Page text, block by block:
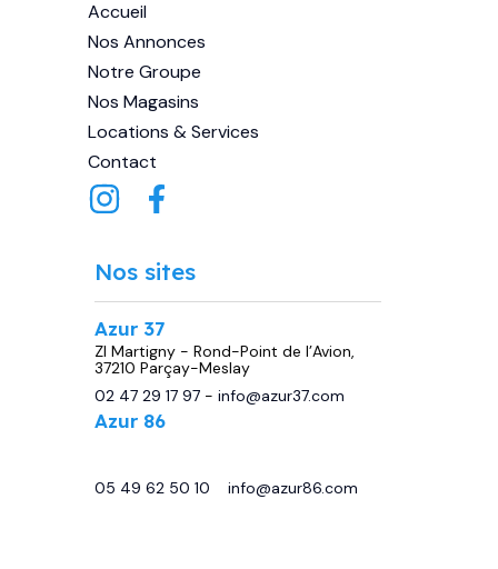
Accueil
Nos Annonces
Notre Groupe
Nos Magasins
Locations & Services
Contact
Nos sites
Azur 37
ZI Martigny - Rond-Point de l’Avion,
37210 Parçay-Meslay
02 47 29 17 97- info@azur37.com
Azur 86
05 49 62 50 10
info@azur86.com